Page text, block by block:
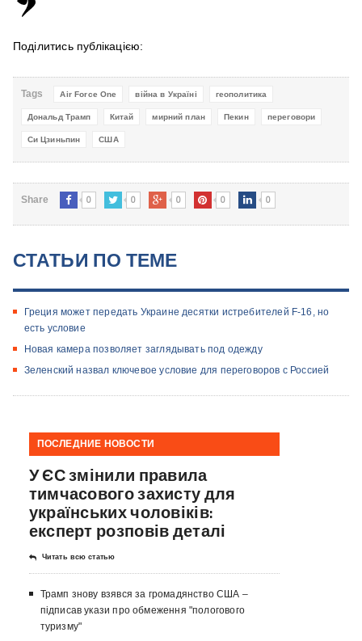
Поділитись публікацією:
Tags Air Force One війна в Україні геополитика
Дональд Трамп Китай мирний план Пекин переговори
Си Цзиньпин США
Share 0 0 0 0 0
СТАТЬИ ПО ТЕМЕ
Греция может передать Украине десятки истребителей F-16, но
есть условие
Новая камера позволяет заглядывать под одежду
​Зеленский назвал ключевое условие для переговоров с Россией
ПОСЛЕДНИЕ НОВОСТИ
У ЄС змінили правила
тимчасового захисту для
українських чоловіків:
експерт розповів деталі
Читать всю статью
Трамп знову взявся за громадянство США –
підписав укази про обмеження "пологового
туризму"